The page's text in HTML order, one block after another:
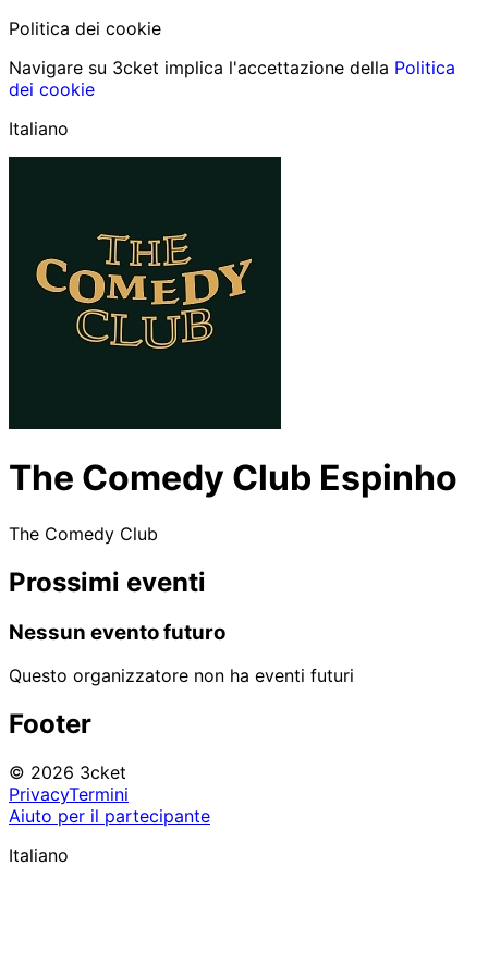
Politica dei cookie
Navigare su 3cket implica l'accettazione della Politica
dei cookie
Italiano
The Comedy Club Espinho
The Comedy Club
Prossimi eventi
Nessun evento futuro
Questo organizzatore non ha eventi futuri
Footer
© 2026 3cket
PrivacyTermini
Aiuto per il partecipante
Italiano